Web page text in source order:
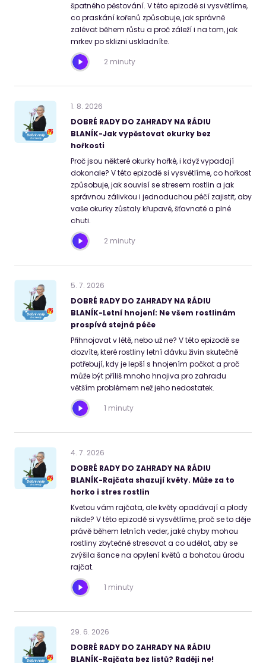
špatného pěstování. V této epizodě si vysvětlíme,
co praskání kořenů způsobuje, jak správně
zalévat během růstu a proč záleží i na tom, jak
mrkev po sklizni uskladníte.
2 minuty
1. 8. 2026
DOBRÉ RADY DO ZAHRADY NA RÁDIU
BLANÍK-Jak vypěstovat okurky bez
hořkosti
Proč jsou některé okurky hořké, i když vypadají
dokonale? V této epizodě si vysvětlíme, co hořkost
způsobuje, jak souvisí se stresem rostlin a jak
správnou zálivkou i jednoduchou péčí zajistit, aby
vaše okurky zůstaly křupavé, šťavnaté a plné
chuti.
2 minuty
5. 7. 2026
DOBRÉ RADY DO ZAHRADY NA RÁDIU
BLANÍK-Letní hnojení: Ne všem rostlinám
prospívá stejná péče
Přihnojovat v létě, nebo už ne? V této epizodě se
dozvíte, které rostliny letní dávku živin skutečně
potřebují, kdy je lepší s hnojením počkat a proč
může být příliš mnoho hnojiva pro zahradu
větším problémem než jeho nedostatek.
1 minuty
4. 7. 2026
DOBRÉ RADY DO ZAHRADY NA RÁDIU
BLANÍK-Rajčata shazují květy. Může za to
horko i stres rostlin
Kvetou vám rajčata, ale květy opadávají a plody
nikde? V této epizodě si vysvětlíme, proč se to děje
právě během letních veder, jaké chyby mohou
rostliny zbytečně stresovat a co udělat, aby se
zvýšila šance na opylení květů a bohatou úrodu
rajčat.
1 minuty
29. 6. 2026
DOBRÉ RADY DO ZAHRADY NA RÁDIU
BLANÍK-Rajčata bez listů? Raději ne!